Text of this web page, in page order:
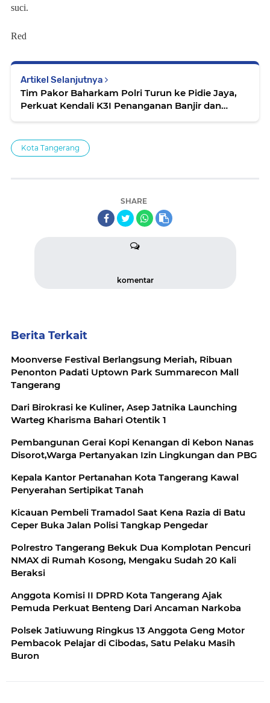
suci.
Red
Artikel Selanjutnya
Tim Pakor Baharkam Polri Turun ke Pidie Jaya,
Perkuat Kendali K3I Penanganan Banjir dan
Kota Tangerang
SHARE
komentar
Berita Terkait
Moonverse Festival Berlangsung Meriah, Ribuan
Penonton Padati Uptown Park Summarecon Mall
Tangerang
Dari Birokrasi ke Kuliner, Asep Jatnika Launching
Warteg Kharisma Bahari Otentik 1
Pembangunan Gerai Kopi Kenangan di Kebon Nanas
Disorot,Warga Pertanyakan Izin Lingkungan dan PBG
Kepala Kantor Pertanahan Kota Tangerang Kawal
Penyerahan Sertipikat Tanah
Kicauan Pembeli Tramadol Saat Kena Razia di Batu
Ceper Buka Jalan Polisi Tangkap Pengedar
Polrestro Tangerang Bekuk Dua Komplotan Pencuri
NMAX di Rumah Kosong, Mengaku Sudah 20 Kali
Beraksi
Anggota Komisi II DPRD Kota Tangerang Ajak
Pemuda Perkuat Benteng Dari Ancaman Narkoba
Polsek Jatiuwung Ringkus 13 Anggota Geng Motor
Pembacok Pelajar di Cibodas, Satu Pelaku Masih
Buron